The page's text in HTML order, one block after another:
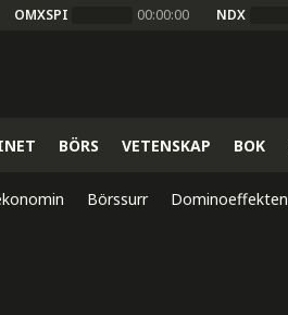
OMXSPI 00:00:00 NDX
BÖRS VETENSKAP BOK
Börssurr Dominoeffekten